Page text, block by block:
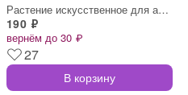
Растение искусственное для аквариума, 4×
190 ₽
вернём до 30 ₽
27
В корзину